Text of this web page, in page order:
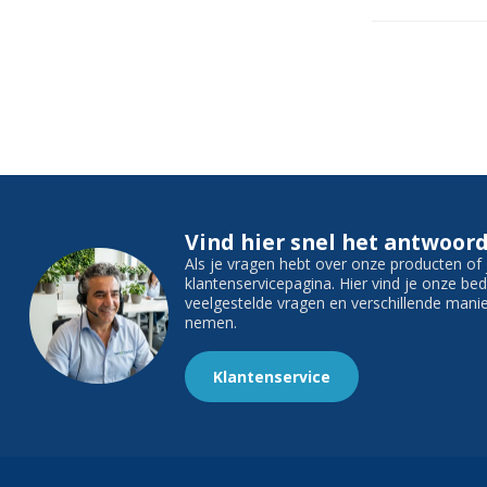
Vind hier snel het
Als je vragen hebt over onze producten
klantenservicepagina. Hier vind je onze
veelgestelde vragen en verschillende
nemen.
Klantenservice